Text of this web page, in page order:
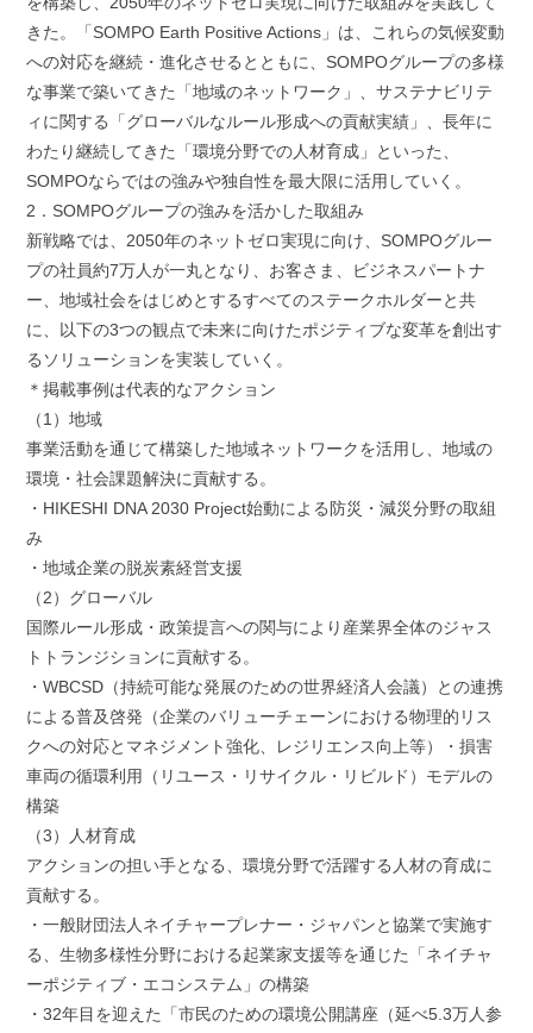
きた。「SOMPO Earth Positive Actions」は、これらの気候変動
への対応を継続・進化させるとともに、SOMPOグループの多様
な事業で築いてきた「地域のネットワーク」、サステナビリテ
ィに関する「グローバルなルール形成への貢献実績」、長年に
わたり継続してきた「環境分野での人材育成」といった、
SOMPOならではの強みや独自性を最大限に活用していく。
2．SOMPOグループの強みを活かした取組み
新戦略では、2050年のネットゼロ実現に向け、SOMPOグルー
プの社員約7万人が一丸となり、お客さま、ビジネスパートナ
ー、地域社会をはじめとするすべてのステークホルダーと共
に、以下の3つの観点で未来に向けたポジティブな変革を創出す
るソリューションを実装していく。
＊掲載事例は代表的なアクション
（1）地域
事業活動を通じて構築した地域ネットワークを活用し、地域の
環境・社会課題解決に貢献する。
・HIKESHI DNA 2030 Project始動による防災・減災分野の取組
み
・地域企業の脱炭素経営支援
（2）グローバル
国際ルール形成・政策提言への関与により産業界全体のジャス
トトランジションに貢献する。
・WBCSD（持続可能な発展のための世界経済人会議）との連携
による普及啓発（企業のバリューチェーンにおける物理的リス
クへの対応とマネジメント強化、レジリエンス向上等）・損害
車両の循環利用（リユース・リサイクル・リビルド）モデルの
構築
（3）人材育成
アクションの担い手となる、環境分野で活躍する人材の育成に
貢献する。
・一般財団法人ネイチャープレナー・ジャパンと協業で実施す
る、生物多様性分野における起業家支援等を通じた「ネイチャ
ーポジティブ・エコシステム」の構築
・32年目を迎えた「市民のための環境公開講座（延べ5.3万人参